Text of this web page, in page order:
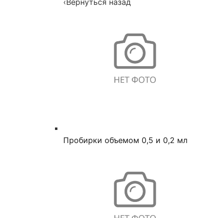
Пробирки объемом 0,5 и 0,2 мл